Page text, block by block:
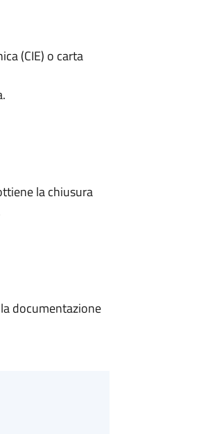
(CIE) o carta
la chiusura
documentazione